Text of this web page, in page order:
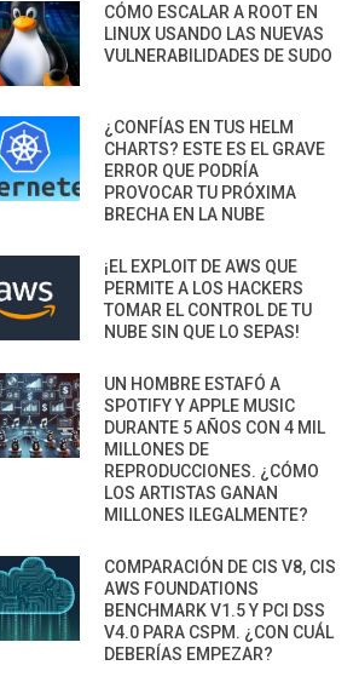
CÓMO ESCALAR A ROOT EN
LINUX USANDO LAS NUEVAS
VULNERABILIDADES DE SUDO
¿CONFÍAS EN TUS HELM
CHARTS? ESTE ES EL GRAVE
ERROR QUE PODRÍA
PROVOCAR TU PRÓXIMA
BRECHA EN LA NUBE
¡EL EXPLOIT DE AWS QUE
PERMITE A LOS HACKERS
TOMAR EL CONTROL DE TU
NUBE SIN QUE LO SEPAS!
UN HOMBRE ESTAFÓ A
SPOTIFY Y APPLE MUSIC
DURANTE 5 AÑOS CON 4 MIL
MILLONES DE
REPRODUCCIONES. ¿CÓMO
LOS ARTISTAS GANAN
MILLONES ILEGALMENTE?
COMPARACIÓN DE CIS V8, CIS
AWS FOUNDATIONS
BENCHMARK V1.5 Y PCI DSS
V4.0 PARA CSPM. ¿CON CUÁL
DEBERÍAS EMPEZAR?